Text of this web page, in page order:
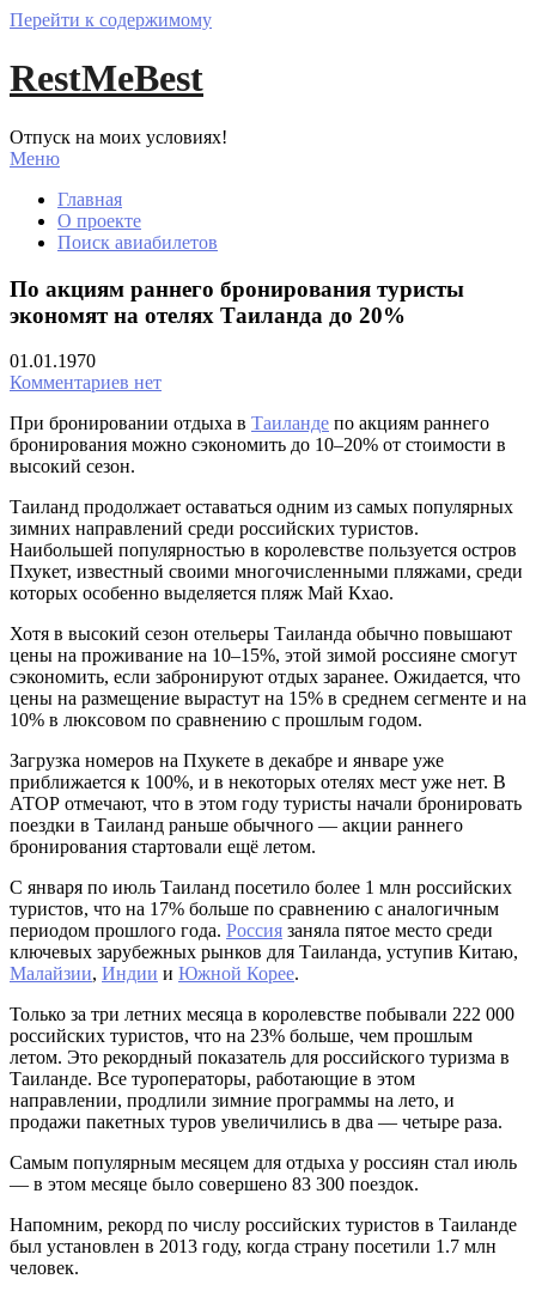
Перейти к содержимому
RestMeBest
Отпуск на моих условиях!
Меню
Главная
О проекте
Поиск авиабилетов
По акциям раннего бронирования туристы
экономят на отелях Таиланда до 20%
01.01.1970
Комментариев нет
При бронировании отдыха в Таиланде по акциям раннего
бронирования можно сэкономить до 10–20% от стоимости в
высокий сезон.
Таиланд продолжает оставаться одним из самых популярных
зимних направлений среди российских туристов.
Наибольшей популярностью в королевстве пользуется остров
Пхукет, известный своими многочисленными пляжами, среди
которых особенно выделяется пляж Май Кхао.
Хотя в высокий сезон отельеры Таиланда обычно повышают
цены на проживание на 10–15%, этой зимой россияне смогут
сэкономить, если забронируют отдых заранее. Ожидается, что
цены на размещение вырастут на 15% в среднем сегменте и на
10% в люксовом по сравнению с прошлым годом.
Загрузка номеров на Пхукете в декабре и январе уже
приближается к 100%, и в некоторых отелях мест уже нет. В
АТОР отмечают, что в этом году туристы начали бронировать
поездки в Таиланд раньше обычного — акции раннего
бронирования стартовали ещё летом.
С января по июль Таиланд посетило более 1 млн российских
туристов, что на 17% больше по сравнению с аналогичным
периодом прошлого года. Россия заняла пятое место среди
ключевых зарубежных рынков для Таиланда, уступив Китаю,
Малайзии, Индии и Южной Корее.
Только за три летних месяца в королевстве побывали 222 000
российских туристов, что на 23% больше, чем прошлым
летом. Это рекордный показатель для российского туризма в
Таиланде. Все туроператоры, работающие в этом
направлении, продлили зимние программы на лето, и
продажи пакетных туров увеличились в два — четыре раза.
Самым популярным месяцем для отдыха у россиян стал июль
— в этом месяце было совершено 83 300 поездок.
Напомним, рекорд по числу российских туристов в Таиланде
был установлен в 2013 году, когда страну посетили 1.7 млн
человек.